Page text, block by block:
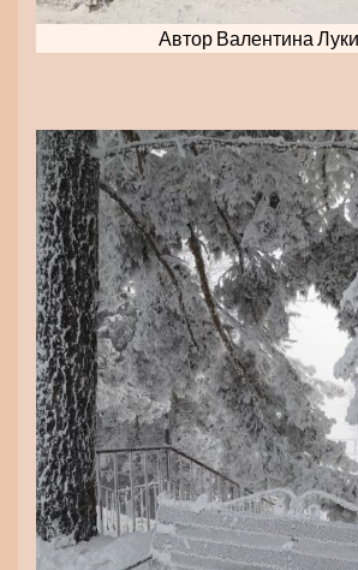
Автор Валентина